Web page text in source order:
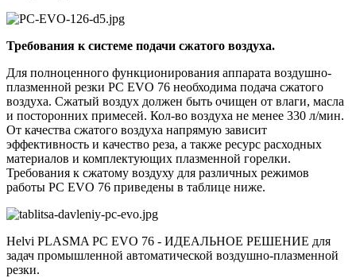
Требования к системе подачи сжатого воздуха.
Для полноценного функционирования аппарата воздушно-
плазменной резки PC EVO 76 необходима подача сжатого
воздуха. Сжатый воздух должен быть очищен от влаги, масла
и посторонних примесей. Кол-во воздуха не менее 330 л/мин.
От качества сжатого воздуха напрямую зависит
эффективность и качество реза, а также ресурс расходных
материалов и комплектующих плазменной горелки.
Требования к сжатому воздуху для различных режимов
работы PC EVO 76 приведены в таблице ниже.
Helvi PLASMA PC EVO 76 - ИДЕАЛЬНОЕ РЕШЕНИЕ для
задач промышленной автоматической воздушно-плазменной
резки.